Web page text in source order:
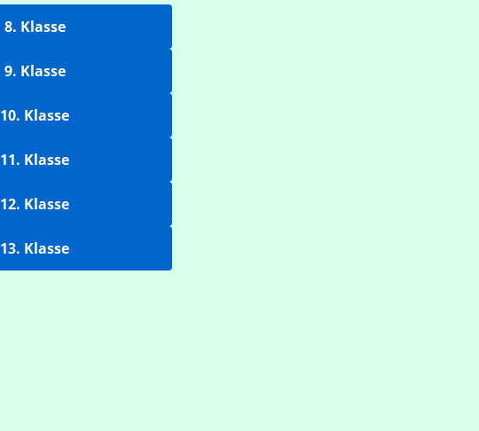
8. Klasse
9. Klasse
10. Klasse
11. Klasse
12. Klasse
13. Klasse